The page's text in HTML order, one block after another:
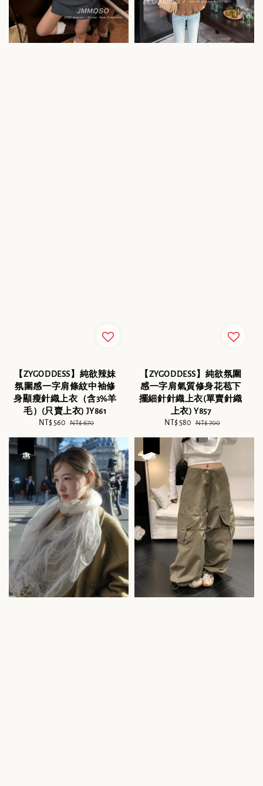
【ZYGODDESS】純欲辣妹
氛圍感一字肩條紋中袖修
身顯瘦針織上衣（含3%羊
毛）(只賣上衣) JY861
Sale
NT$ 560 Regular
NT$ 670
【ZYGODDESS】純欲氛圍
感一字肩氣質修身花苞下
擺細針針織上衣(單賣針織
上衣) Y857
Sale
NT$ 580 Regular
NT$ 700